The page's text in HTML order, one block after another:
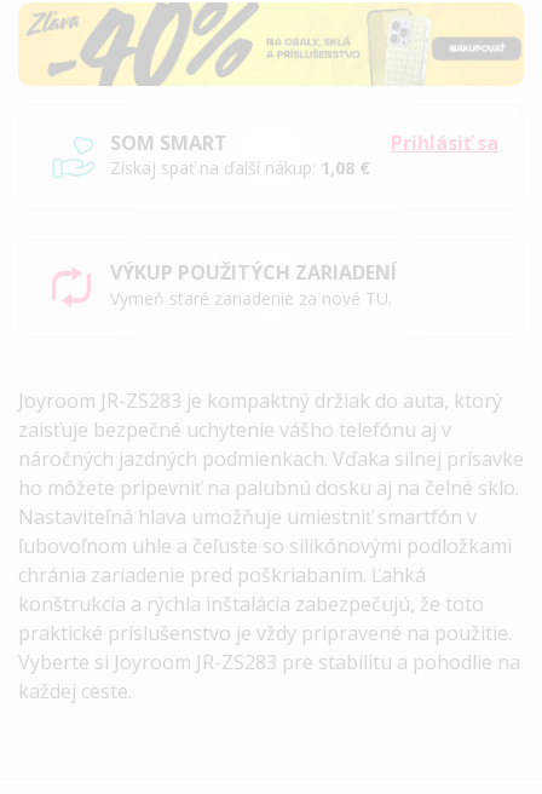
Prihlásiť sa
SOM SMART
Získaj späť na ďalší nákup: 1,08 €
VÝKUP POUŽITÝCH ZARIADENÍ
Vymeň staré zariadenie za nové TU.
Joyroom JR-ZS283 je kompaktný držiak do auta, ktorý
zaisťuje bezpečné uchytenie vášho telefónu aj v
náročných jazdných podmienkach. Vďaka silnej prísavke
ho môžete pripevniť na palubnú dosku aj na čelné sklo.
Nastaviteľná hlava umožňuje umiestniť smartfón v
ľubovoľnom uhle a čeľuste so silikónovými podložkami
chránia zariadenie pred poškriabaním. Ľahká
konštrukcia a rýchla inštalácia zabezpečujú, že toto
praktické príslušenstvo je vždy pripravené na použitie.
Vyberte si Joyroom JR-ZS283 pre stabilitu a pohodlie na
každej ceste.